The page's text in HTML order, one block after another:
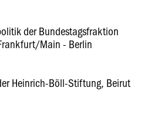
der Bundestagsfraktion
Main - Berlin
Heinrich-Böll-Stiftung, Beirut